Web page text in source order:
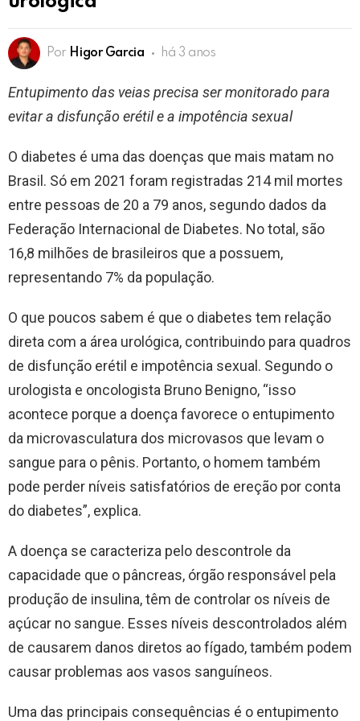
Por Higor Garcia há 3 anos
Entupimento das veias precisa ser monitorado para
evitar a disfunção erétil e a impotência sexual
O diabetes é uma das doenças que mais matam no
Brasil. Só em 2021 foram registradas 214 mil mortes
entre pessoas de 20 a 79 anos, segundo dados da
Federação Internacional de Diabetes. No total, são
16,8 milhões de brasileiros que a possuem,
representando 7% da população.
O que poucos sabem é que o diabetes tem relação
direta com a área urológica, contribuindo para quadros
de disfunção erétil e impotência sexual. Segundo o
urologista e oncologista Bruno Benigno, “isso
acontece porque a doença favorece o entupimento
da microvasculatura dos microvasos que levam o
sangue para o pênis. Portanto, o homem também
pode perder níveis satisfatórios de ereção por conta
do diabetes”, explica.
A doença se caracteriza pelo descontrole da
capacidade que o pâncreas, órgão responsável pela
produção de insulina, têm de controlar os níveis de
açúcar no sangue. Esses níveis descontrolados além
de causarem danos diretos ao fígado, também podem
causar problemas aos vasos sanguíneos.
Uma das principais consequências é o entupimento